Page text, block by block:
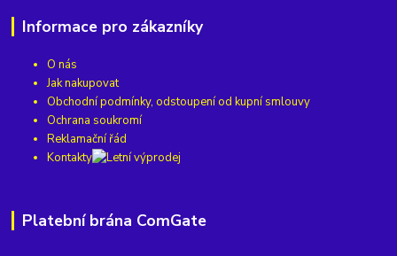
Informace pro zákazníky
O nás
Jak nakupovat
Obchodní podmínky, odstoupení od kupní smlouvy
Ochrana soukromí
Reklamační řád
Kontakty
Platební brána ComGate